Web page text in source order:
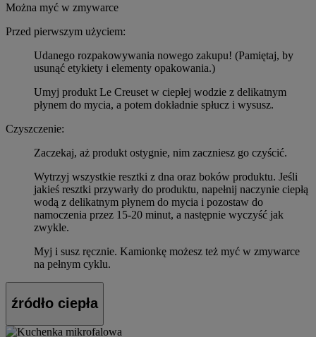
Można myć w zmywarce
Przed pierwszym użyciem:
Udanego rozpakowywania nowego zakupu! (Pamiętaj, by
usunąć etykiety i elementy opakowania.)
Umyj produkt Le Creuset w ciepłej wodzie z delikatnym
płynem do mycia, a potem dokładnie spłucz i wysusz.
Czyszczenie:
Zaczekaj, aż produkt ostygnie, nim zaczniesz go czyścić.
Wytrzyj wszystkie resztki z dna oraz boków produktu. Jeśli
jakieś resztki przywarły do produktu, napełnij naczynie ciepłą
wodą z delikatnym płynem do mycia i pozostaw do
namoczenia przez 15-20 minut, a następnie wyczyść jak
zwykle.
Myj i susz ręcznie. Kamionkę możesz też myć w zmywarce
na pełnym cyklu.
źródło ciepła